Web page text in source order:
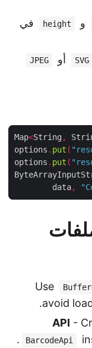
و height
في
SVG أو JPEG
Map<String ,
options.put (
options.put (
        data
avoid
-
BarcodeApi